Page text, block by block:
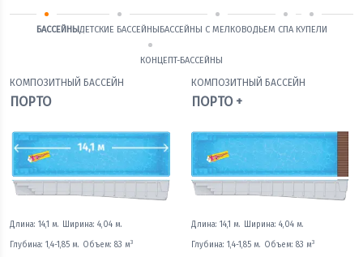
БАССЕЙНЫДЕТСКИЕ БАССЕЙНЫБАССЕЙНЫ С МЕЛКОВОДЬЕМ СПА КУПЕЛИ
КОНЦЕПТ-БАССЕЙНЫ
КОМПОЗИТНЫЙ БАССЕЙН
ПОРТО
Длина: 14,1 м. Ширина: 4,04 м.
Глубина: 1,4-1,85 м. Объем: 83 м3
КОМПОЗИТНЫЙ БАССЕЙН
ПОРТО +
Длина: 14,1 м. Ширина: 4,04 м.
Глубина: 1,4-1,85 м. Объем: 83 м3